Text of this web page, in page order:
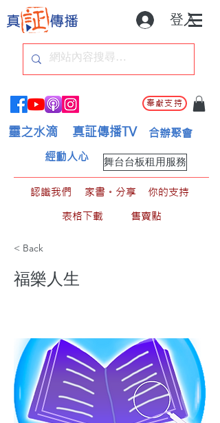
登入
奉獻支持
靈之水滴 真証傳播TV 合辦聚會
舞台台板租用服務
經動人心
認識我們 家書。分享
你的支持
表格下載
售賣點
< Back
福樂人生